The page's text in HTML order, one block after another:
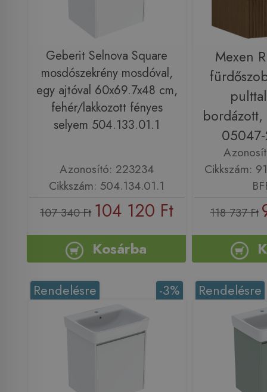
Geberit Selnova Square
mosdószekrény mosdóval,
egy ajtóval 60x69.7x48 cm,
fehér/lakkozott fényes
selyem 504.133.01.1
Azonosító: 223234
Cikkszám: 504.134.01.1
107 340 Ft 104 120 Ft
Kosárba
Mexen
05047-
Cikkszám:
118 737 Ft
-3%
Rendelésre Rendelésre